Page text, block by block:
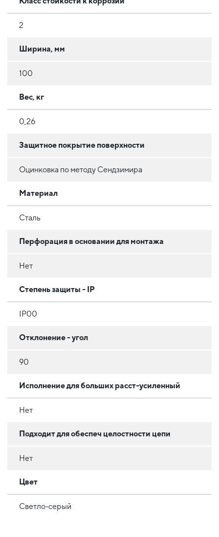
2
Ширина, мм
100
Вес, кг
0,26
Защитное покрытие поверхности
Оцинковка по методу Сендзимира
Материал
Сталь
Перфорация в основании для монтажа
Нет
Степень защиты - IP
IP00
Отклонение - угол
90
Исполнение для больших расст-усиленный
Нет
Подходит для обеспеч целостности цепи
Нет
Цвет
Светло-серый